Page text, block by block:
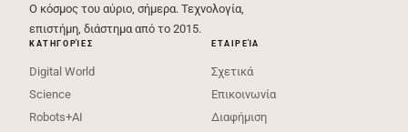
Ο κόσμος του αύριο, σήμερα. Τεχνολογία,
επιστήμη, διάστημα από το 2015.
ΚΑΤΗΓΟΡΊΕΣ
Digital World
Science
Robots+AI
ΕΤΑΙΡΕΊΑ
Σχετικά
Επικοινωνία
Διαφήμιση